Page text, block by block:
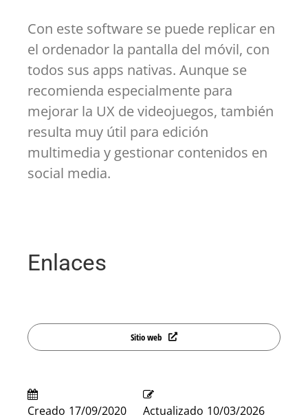
Con este software se puede replicar en
el ordenador la pantalla del móvil, con
todos sus apps nativas. Aunque se
recomienda especialmente para
mejorar la UX de videojuegos, también
resulta muy útil para edición
multimedia y gestionar contenidos en
social media.
Enlaces
Sitio web
Creado 17/09/2020 Actualizado 10/03/2026